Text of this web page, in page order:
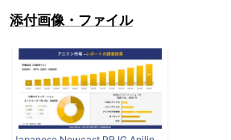
添付画像・ファイル